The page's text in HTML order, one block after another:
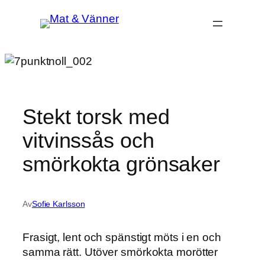
Stekt torsk med
vitvinssås och
smörkokta grönsaker
AvSofie Karlsson
Frasigt, lent och spänstigt möts i en och
samma rätt. Utöver smörkokta morötter